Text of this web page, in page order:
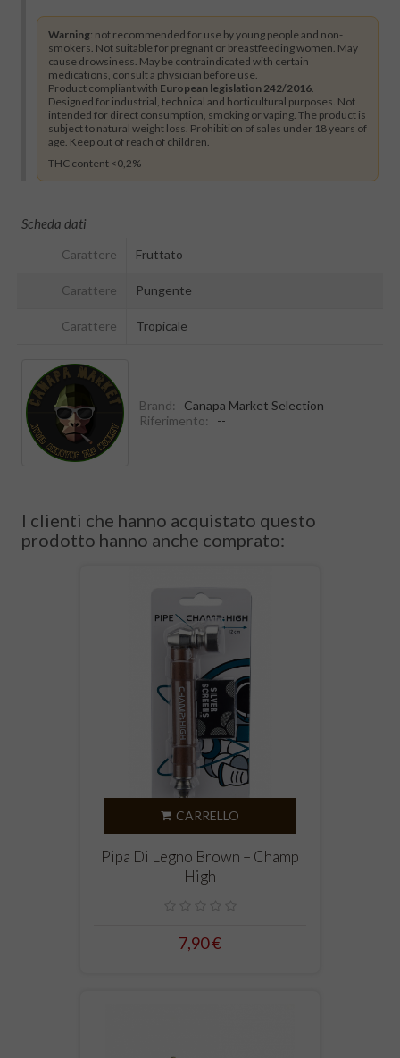
Warning: not recommended for use by young people and non-
smokers. Not suitable for pregnant or breastfeeding women. May
cause drowsiness. May be contraindicated with certain
medications, consult a physician before use.
Product compliant with European legislation 242/2016.
Designed for industrial, technical and horticultural purposes. Not
intended for direct consumption, smoking or vaping. The product is
subject to natural weight loss. Prohibition of sales under 18 years of
age. Keep out of reach of children.
THC content <0,2%
Scheda dati
Carattere Fruttato
Carattere Pungente
Carattere Tropicale
Brand:
Canapa Market Selection
Riferimento:
--
I clienti che hanno acquistato questo
prodotto hanno anche comprato:
CARRELLO
Pipa Di Legno Brown – Champ
High
7,90 €